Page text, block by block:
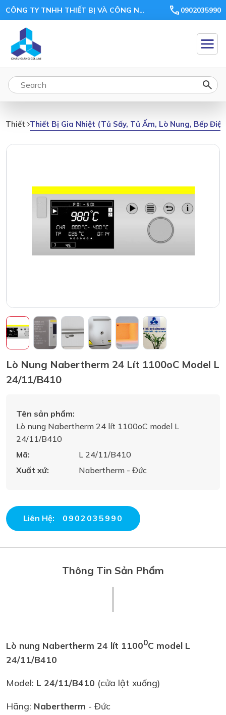
CÔNG TY TNHH THIẾT BỊ VÀ CÔNG NGHỆ CHÂU GIANG 0902035990
Thiết BịThiết Bị Gia Nhiệt (tủ Sấy, Tủ Ấm, Lò Nung, Bếp
Lò Nung Nabertherm 24 Lít 1100oC Model L
24/11/B410
Tên sản phẩm:
Lò nung Nabertherm 24 lít 1100oC model L
24/11/B410
Mã:
L 24/11/B410
Xuất xứ:
Nabertherm - Đức
Liên Hệ: 0902035990
Thông Tin Sản Phẩm
Lò nung Nabertherm 24 lít 11000C model L
24/11/B410
Model: L 24/11/B410 (cửa lật xuống)
Hãng: Nabertherm - Đức